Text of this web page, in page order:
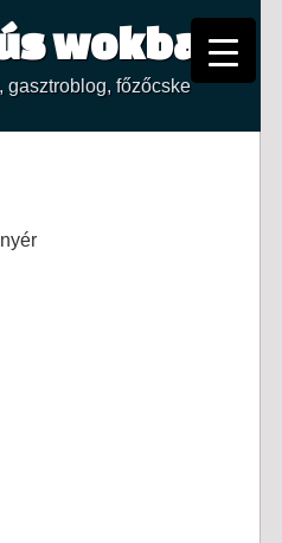
wokban
gasztroblog, főzőcske